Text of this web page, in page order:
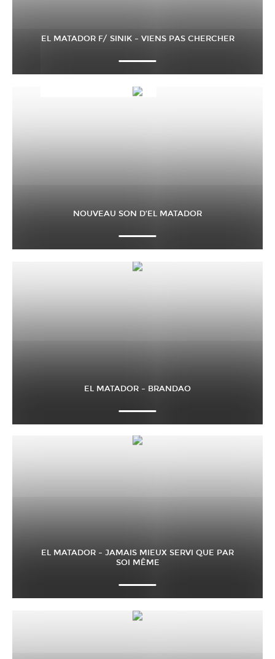
EL MATADOR F/ SINIK – VIENS PAS CHERCHER
NOUVEAU SON D’EL MATADOR
EL MATADOR – BRANDAO
EL MATADOR – JAMAIS MIEUX SERVI QUE PAR
SOI MÊME